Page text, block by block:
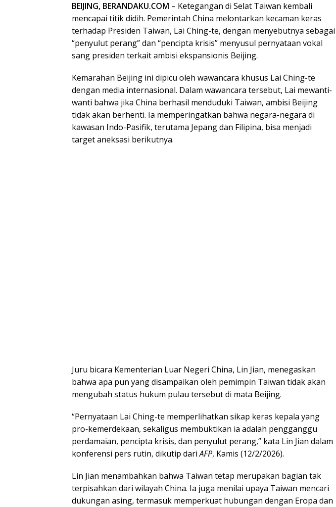
BEIJING, BERANDAKU.COM – Ketegangan di Selat Taiwan kembali
mencapai titik didih. Pemerintah China melontarkan kecaman keras
terhadap Presiden Taiwan, Lai Ching-te, dengan menyebutnya sebagai
“penyulut perang” dan “pencipta krisis” menyusul pernyataan vokal
sang presiden terkait ambisi ekspansionis Beijing.
Kemarahan Beijing ini dipicu oleh wawancara khusus Lai Ching-te
dengan media internasional. Dalam wawancara tersebut, Lai mewanti-
wanti bahwa jika China berhasil menduduki Taiwan, ambisi Beijing
tidak akan berhenti. Ia memperingatkan bahwa negara-negara di
kawasan Indo-Pasifik, terutama Jepang dan Filipina, bisa menjadi
target aneksasi berikutnya.
Juru bicara Kementerian Luar Negeri China, Lin Jian, menegaskan
bahwa apa pun yang disampaikan oleh pemimpin Taiwan tidak akan
mengubah status hukum pulau tersebut di mata Beijing.
“Pernyataan Lai Ching-te memperlihatkan sikap keras kepala yang
pro-kemerdekaan, sekaligus membuktikan ia adalah pengganggu
perdamaian, pencipta krisis, dan penyulut perang,” kata Lin Jian dalam
konferensi pers rutin, dikutip dariAFP, Kamis (12/2/2026).
Lin Jian menambahkan bahwa Taiwan tetap merupakan bagian tak
terpisahkan dari wilayah China. Ia juga menilai upaya Taiwan mencari
dukungan asing, termasuk memperkuat hubungan dengan Eropa dan